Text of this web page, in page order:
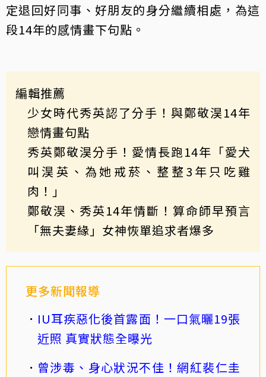
定退回好同事、好朋友的身分繼續相處，為這
段14年的感情畫下句點。
編輯推薦
少女時代秀英認了分手！與鄭敬淏14年
戀情畫句點
秀英鄭敬淏分手！愛情長跑14年「愛犬
叫淏英、為她戒菸、整整3年只吃雞
肉！」
鄭敬淏、秀英14年情斷！算命師早預言
「無夫妻緣」女神恢單追求者爆多
更多新聞報導
IU耳疾惡化後首露面！一口氣曬19張
近照 真實狀態全曝光
曾涉毒、身心狀況不佳！網紅裴仁圭